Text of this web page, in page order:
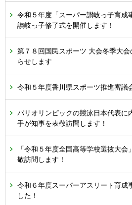
令和５年度「スーパー讃岐っ子育成
讃岐っ子修了式を開催します！
第７８回国民スポーツ 大会冬季大
らせします
令和５年度香川県スポーツ推進審議
パリオリンピックの競泳日本代
手が知事を表敬訪問します！
「令和５年度全国高等学校選抜大
敬訪問します！
令和６年度スーパーアスリート育成
した！